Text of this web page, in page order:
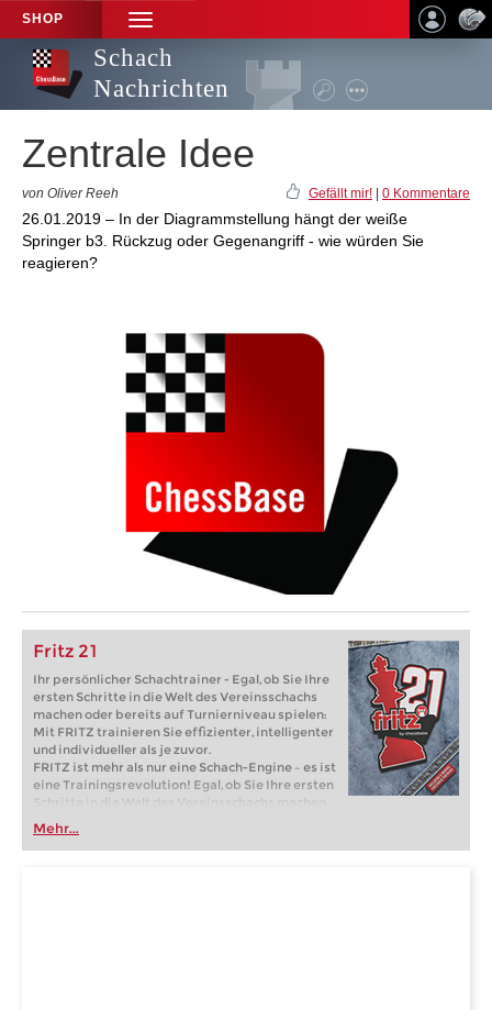
SHOP
TOGGLE
NAVIGATION
Schach
Nachrichten
Zentrale Idee
von Oliver Reeh Gefällt mir! 0 Kommentare
26.01.2019 – In der Diagrammstellung hängt der weiße
Springer b3. Rückzug oder Gegenangriff - wie würden Sie
reagieren?
Fritz 21
Ihr persönlicher Schachtrainer - Egal, ob Sie Ihre
ersten Schritte in die Welt des Vereinsschachs
machen oder bereits auf Turnierniveau spielen:
Mit FRITZ trainieren Sie effizienter, intelligenter
und individueller als je zuvor.
FRITZ ist mehr als nur eine Schach-Engine – es ist
eine Trainingsrevolution! Egal, ob Sie Ihre ersten
Schritte in die Welt des Vereinsschachs machen
oder bereits auf Turnierniveau spielen: Mit
FRITZ trainieren Sie effizienter, intelligenter und
individueller als je zuvor.
Mehr...